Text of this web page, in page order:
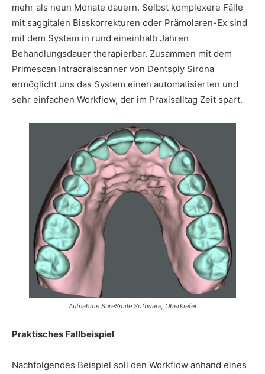
mehr als neun Monate dauern. Selbst komplexere Fälle
mit saggitalen Bisskorrekturen oder Prämolaren-Ex sind
mit dem System in rund eineinhalb Jahren
Behandlungsdauer therapierbar. Zusammen mit dem
Primescan Intraoralscanner von Dentsply Sirona
ermöglicht uns das System einen automatisierten und
sehr einfachen Workflow, der im Praxisalltag Zeit spart.
Aufnahme SureSmile Software, Oberkiefer
Praktisches Fallbeispiel
Nachfolgendes Beispiel soll den Workflow anhand eines